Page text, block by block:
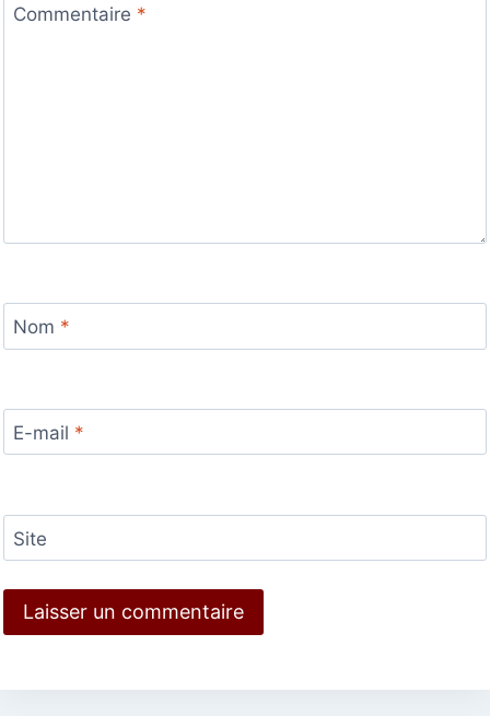
Commentaire *
Nom *
E-mail *
Site